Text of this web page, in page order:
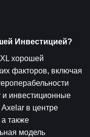
Инвестицией?
хорошей
факторов, включая
и инвестиционные
в центре
также
модель